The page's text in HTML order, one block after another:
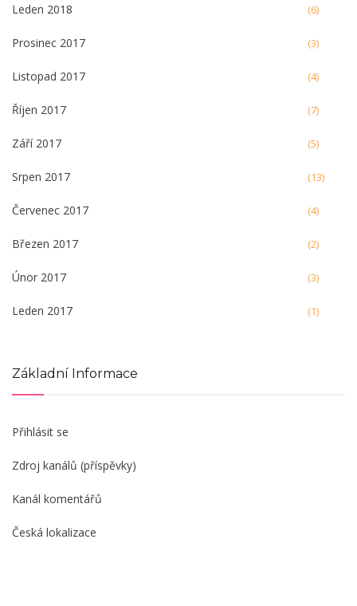
Leden 2018 (6)
Prosinec 2017 (3)
Listopad 2017 (4)
Říjen 2017 (7)
Září 2017 (5)
Srpen 2017 (13)
Červenec 2017 (4)
Březen 2017 (2)
Únor 2017 (3)
Leden 2017 (1)
Základní Informace
Přihlásit se
Zdroj kanálů (příspěvky)
Kanál komentářů
Česká lokalizace